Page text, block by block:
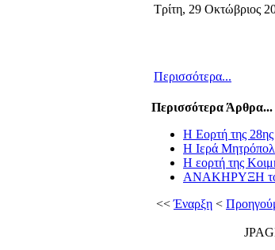
Τρίτη, 29 Οκτώβριος
Περισσότερα...
Περισσότερα Άρθρα...
Η Εορτή της
Η Ιερά
Η εορτή της
ΑΝΑΚΗΡΥΞΗ του
<<Έναρξη <